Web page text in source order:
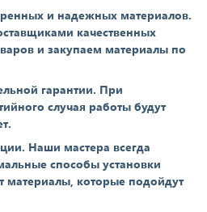
и надежных материалов.
качественных
и закупаем материалы по
гарантии. При
случая работы будут
Наши мастера всегда
способы установки
материалы, которые подойдут